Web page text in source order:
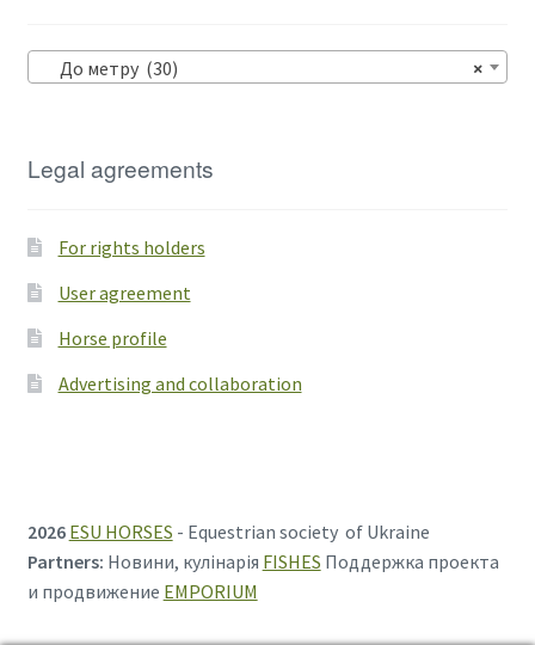
×
До метру (30)
Legal agreements
For rights holders
User agreement
Horse profile
Advertising and collaboration
2026 ESU HORSES - Equestrian society of Ukraine
Partners: Новини, кулінарія FISHES Поддержка проекта
и продвижение EMPORIUM